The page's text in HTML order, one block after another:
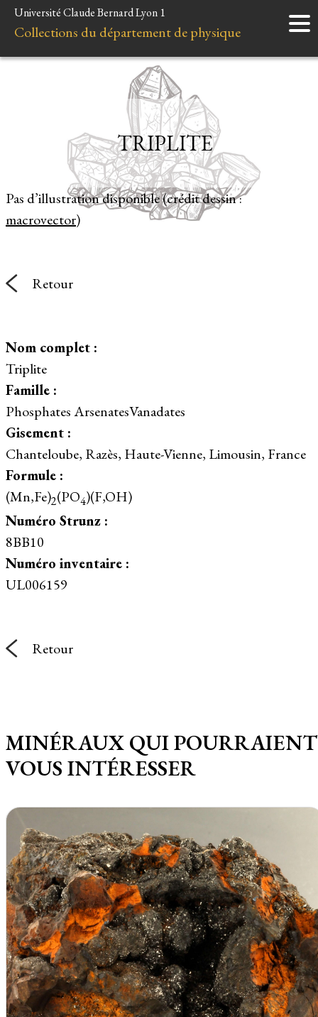
Accueil
Instruments
Liens et ressources
Université Claude Bernard Lyon 1
Collections du département de physique
Pas d’illustration disponible (crédit dessin :
macrovector)
TRIPLITE
Retour
Nom complet :
Triplite
Famille :
Phosphates ArsenatesVanadates
Gisement :
Chanteloube, Razès, Haute-Vienne, Limousin, France
Formule :
(Mn,Fe)2(PO4)(F,OH)
Numéro Strunz :
8BB10
Numéro inventaire :
UL006159
Retour
MINÉRAUX QUI POURRAIENT
VOUS INTÉRESSER